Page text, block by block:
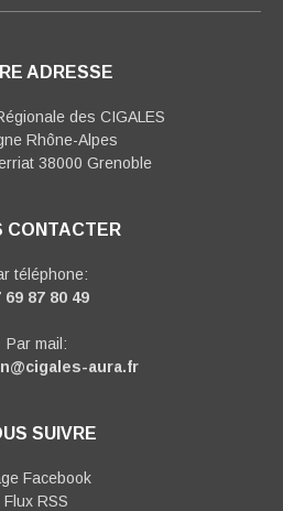
ADRESSE
des CIGALES
Rhône-Alpes
38000 Grenoble
CONTACTER
téléphone:
69 87 80 49
Par mail:
aura.fr
SUIVRE
Facebook
Flux RSS